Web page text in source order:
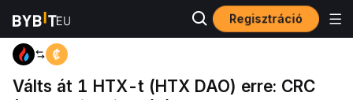
Regisztráció
Kezdőlap HTX to CRC
Válts át 1 HTX-t (HTX DAO) erre: CRC